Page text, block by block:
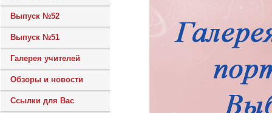
Выпуск №52
Выпуск №51
Галерея учителей
Обзоры и новости
Ссылки для Вас